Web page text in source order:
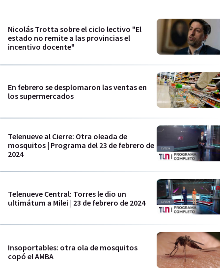
Nicolás Trotta sobre el ciclo lectivo "El
estado no remite a las provincias el
incentivo docente"
En febrero se desplomaron las ventas en
los supermercados
Telenueve al Cierre: Otra oleada de
mosquitos | Programa del 23 de febrero de
2024
Telenueve Central: Torres le dio un
ultimátum a Milei | 23 de febrero de 2024
Insoportables: otra ola de mosquitos
copó el AMBA